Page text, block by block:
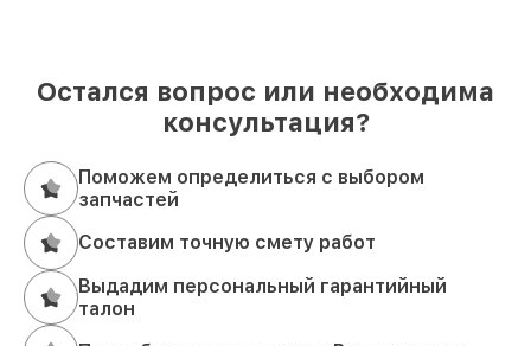
Остался вопрос или необходима
консультация?
Поможем определиться с выбором
запчастей
Составим точную смету работ
Выдадим персональный гарантийный
талон